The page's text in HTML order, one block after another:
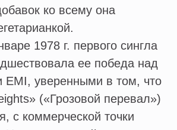
ко всему она
1978 г. первого сингла
ее победа над
уверенными в том, что
(«Грозовой перевал»)
с коммерческой точки